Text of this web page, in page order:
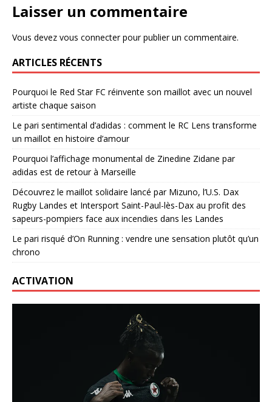
Laisser un commentaire
Vous devez vous connecterpour publier un commentaire.
ARTICLES RÉCENTS
Pourquoi le Red Star FC réinvente son maillot avec un nouvel
artiste chaque saison
Le pari sentimental d’adidas : comment le RC Lens transforme
un maillot en histoire d’amour
Pourquoi l’affichage monumental de Zinedine Zidane par
adidas est de retour à Marseille
Découvrez le maillot solidaire lancé par Mizuno, l’U.S. Dax
Rugby Landes et Intersport Saint-Paul-lès-Dax au profit des
sapeurs-pompiers face aux incendies dans les Landes
Le pari risqué d’On Running : vendre une sensation plutôt qu’un
chrono
ACTIVATION